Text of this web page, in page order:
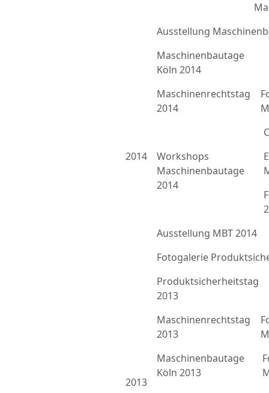
Ausstellung
2014
Maschinenbautage
Köln 2014
Maschinenrechtstag
2014
Workshops
Maschinenbautage
2014
Ausstellung MBT 2014
Fotogalerie
2013
Produktsicherheitstag
2013
Maschinenrechtstag
2013
Maschinenbautage
Köln 2013